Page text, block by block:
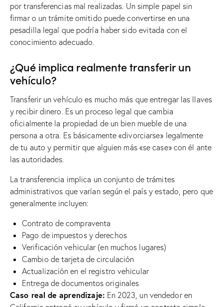
por transferencias mal realizadas. Un simple papel sin
firmar o un trámite omitido puede convertirse en una
pesadilla legal que podría haber sido evitada con el
conocimiento adecuado.
¿Qué implica realmente transferir un
vehículo?
Transferir un vehículo es mucho más que entregar las llaves
y recibir dinero. Es un proceso legal que cambia
oficialmente la propiedad de un bien mueble de una
persona a otra. Es básicamente «divorciarse» legalmente
de tu auto y permitir que alguien más «se case» con él ante
las autoridades.
La transferencia implica un conjunto de trámites
administrativos que varían según el país y estado, pero que
generalmente incluyen:
Contrato de compraventa
Pago de impuestos y derechos
Verificación vehicular (en muchos lugares)
Cambio de tarjeta de circulación
Actualización en el registro vehicular
Entrega de documentos originales
Caso real de aprendizaje: En 2023, un vendedor en